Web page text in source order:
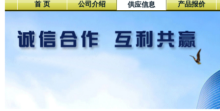
首 页 公司介绍 供应信息 产品报价